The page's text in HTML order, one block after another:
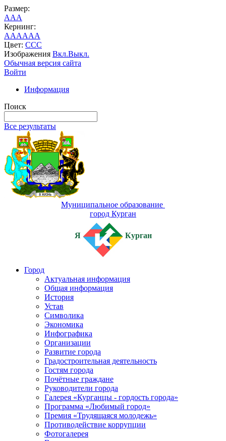
Размер:
AAA
Кернинг:
AAAAAA
Цвет: CCC
Изображения Вкл.Выкл.
Обычная версия сайта
Войти
Информация
Поиск
Все результаты
Муниципальное образование
город Курган
Я Курган
Город
Актуальная информация
Общая информация
История
Устав
Символика
Экономика
Инфографика
Организации
Развитие города
Градостроительная деятельность
Гостям города
Почётные граждане
Руководители города
Галерея «Курганцы - гордость города»
Программа «Любимый город»
Премия «Трудящаяся молодежь»
Противодействие коррупции
Фотогалерея